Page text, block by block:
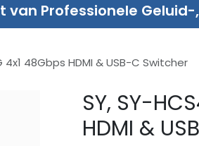
Professionele
4x1 48Gbps HDMI & USB-C Switcher
SY, SY-
HDMI &